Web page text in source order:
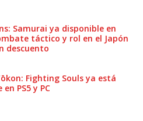
Samurai ya disponible en
táctico y rol en el Japón
descuento
Fighting Souls ya está
PS5 y PC